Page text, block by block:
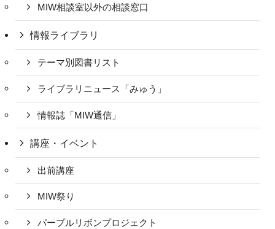
MIW相談室以外の相談窓口
情報ライブラリ
テーマ別図書リスト
ライブラリニュース「みゅう」
情報誌「MIW通信」
講座・イベント
出前講座
MIW祭り
パープルリボンプロジェクト